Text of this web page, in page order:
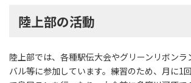
陸上部の活動
陸上部では、各種駅伝大会やグリーンリボンラ
バル等に参加しています。練習のため、月に1